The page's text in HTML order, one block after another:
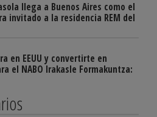
llega a Buenos Aires como el
invitado a la residencia REM del
en EEUU y convertirte en
el NABO Irakasle Formakuntza: